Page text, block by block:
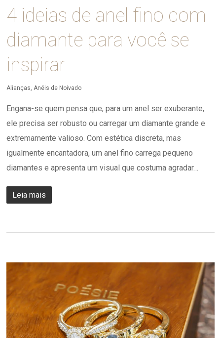
4 ideias de anel fino com
diamante para você se
inspirar
Alianças,Anéis de Noivado
Engana-se quem pensa que, para um anel ser exuberante,
ele precisa ser robusto ou carregar um diamante grande e
extremamente valioso. Com estética discreta, mas
igualmente encantadora, um anel fino carrega pequeno
diamantes e apresenta um visual que costuma agradar…
Leia mais